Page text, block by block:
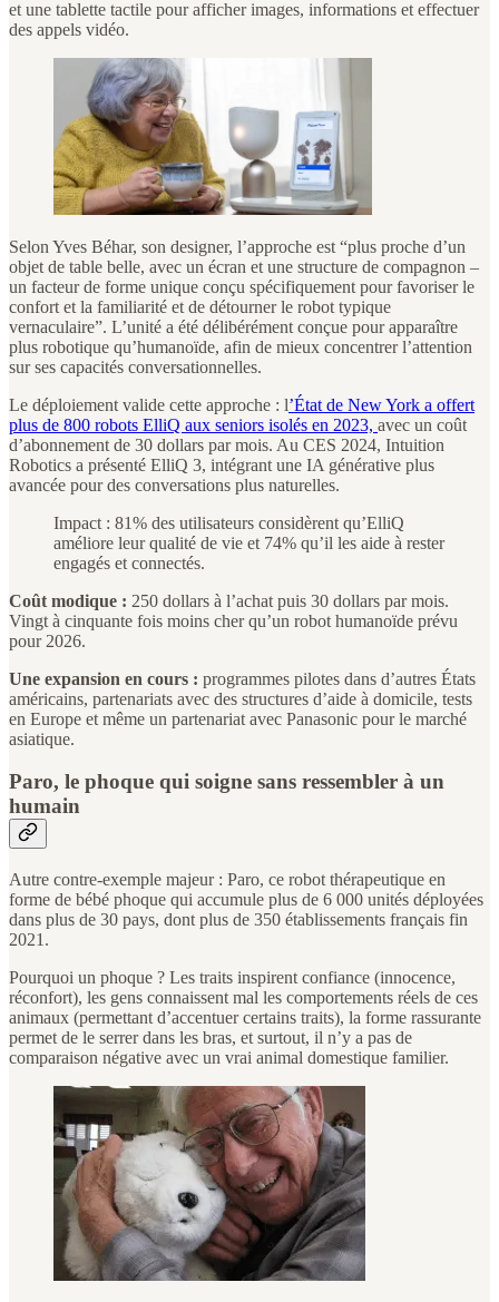
et une tablette tactile pour afficher images, informations et effectuer
des appels vidéo.
Selon Yves Béhar, son designer, l’approche est “plus proche d’un
objet de table belle, avec un écran et une structure de compagnon –
un facteur de forme unique conçu spécifiquement pour favoriser le
confort et la familiarité et de détourner le robot typique
vernaculaire”. L’unité a été délibérément conçue pour apparaître
plus robotique qu’humanoïde, afin de mieux concentrer l’attention
sur ses capacités conversationnelles.
Le déploiement valide cette approche : l’État de New York a offert
plus de 800 robots ElliQ aux seniors isolés en 2023, avec un coût
d’abonnement de 30 dollars par mois. Au CES 2024, Intuition
Robotics a présenté ElliQ 3, intégrant une IA générative plus
avancée pour des conversations plus naturelles.
Impact : 81% des utilisateurs considèrent qu’ElliQ
améliore leur qualité de vie et 74% qu’il les aide à rester
engagés et connectés.
Coût modique : 250 dollars à l’achat puis 30 dollars par mois.
Vingt à cinquante fois moins cher qu’un robot humanoïde prévu
pour 2026.
Une expansion en cours : programmes pilotes dans d’autres États
américains, partenariats avec des structures d’aide à domicile, tests
en Europe et même un partenariat avec Panasonic pour le marché
asiatique.
Paro, le phoque qui soigne sans ressembler à un
humain
Autre contre-exemple majeur : Paro, ce robot thérapeutique en
forme de bébé phoque qui accumule plus de 6 000 unités déployées
dans plus de 30 pays, dont plus de 350 établissements français fin
2021.
Pourquoi un phoque ? Les traits inspirent confiance (innocence,
réconfort), les gens connaissent mal les comportements réels de ces
animaux (permettant d’accentuer certains traits), la forme rassurante
permet de le serrer dans les bras, et surtout, il n’y a pas de
comparaison négative avec un vrai animal domestique familier.